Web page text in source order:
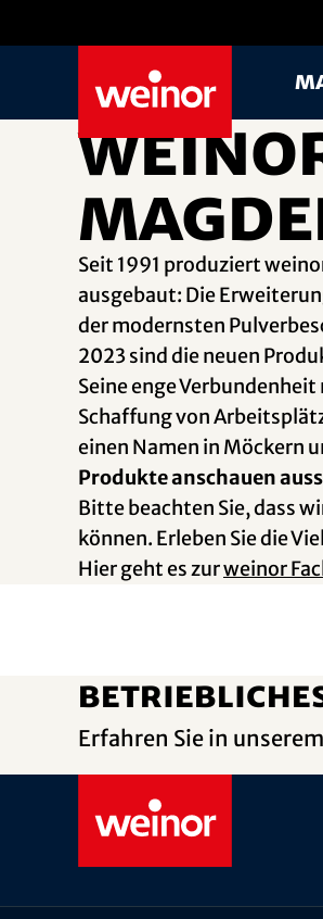
Seit 1991 produziert
ausgebaut: Die
der modernsten
2023 sind die neuen
Seine enge
Schaffung von
einen Namen in Möckern
Produkte anschauen
Bitte beachten Sie, dass
können. Erleben Sie die
Hier geht es zurweinor
Erfahren Sie in